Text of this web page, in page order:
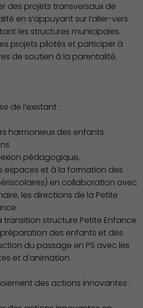
Sociale Solidarité
des projets transversaux de
en s’appuyant sur l’aller-vers
les structures municipales.
projets pilotés et participer à
de soutien à la parentalité.
de l’existant :
harmonieux des enfants
pédagogique,
espaces et à la formation des
en collaboration avec
les directions de la Petite
transition structure Petite Enfance
des enfants et des
du passage en PS avec les
et d’animation.
des actions innovantes :